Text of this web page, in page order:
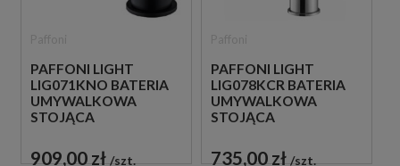
PAFFONI LIGHT
LIG071KNO BATERIA
UMYWALKOWA
STOJĄCA
CZARNA
909,00 zł szt.
PAFFONI LIGHT
LIG078KCR BATERIA
UMYWALKOWA
STOJĄCA
CHROM
735,00 zł szt.